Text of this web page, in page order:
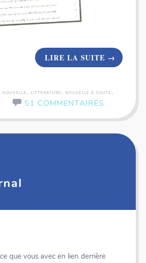
LIRE LA SUITE →
NOUVELLE , LITTÉRATURE , NOUVELLE À CHUTE ,
51 COMMENTAIRES
que vous avec en lien derrière
Coffret rallye - 200 inventions - Fiches illustrées